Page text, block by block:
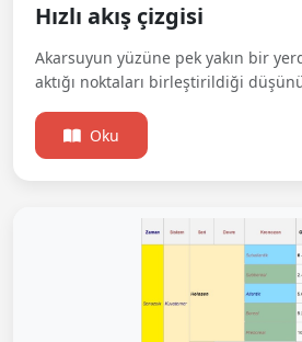
Hızlı akış çizgisi
Akarsuyun yüzüne pek yakın bir
aktığı noktaları birleştirildiği
Oku